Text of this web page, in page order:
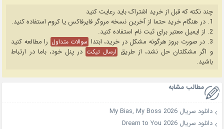
چند نکته که قبل از خرید اشتراک باید رعایت کنید
1. در هنگام خرید حتما از آخرین نسخه مروگر فایرفاکس یا کروم استفاده کنید.
2. از ایمیل معتبر برای ثبت نام استفاده کنید.
3. در صورت بروز هرگونه مشکل در خرید، ابتدا
سوالات متداول را مطالعه کنید
و اگر مشکلتان حل نشد، از طریق ارسال تیکت در پنل خود، باما در ارتباط
باشید.
مطالب مشابه
دانلود سریال My Bias, My Boss 2026
دانلود سریال Dream to You 2026